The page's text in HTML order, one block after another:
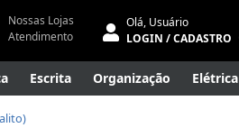
Nossas Lojas
Atendimento
Olá, Usuário
LOGIN / CADASTRO
Escrita Organização Elétrica